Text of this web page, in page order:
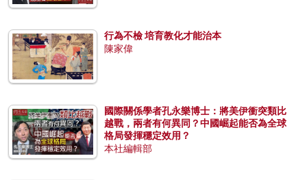
行為不檢 培育教化才能治本
陳家偉
國際關係學者孔永樂博士：將美伊衝突類比
越戰，兩者有何異同？中國崛起能否為全球
格局發揮穩定效用？
本社編輯部